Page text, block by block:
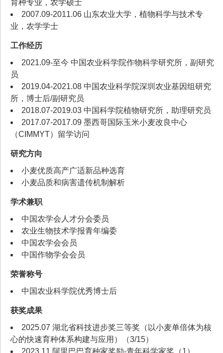
育种专业，农学硕士
2007.09-2011.06 山东农业大学，植物科学与技术专
业，农学学士
工作经历
2021.09-至今 中国农业科学院作物科学研究所，副研究
员
2019.04-2021.08 中国农业科学院深圳农业基因组研究
所，博士后/副研究员
2018.07-2019.03 中国科学院植物研究所，助理研究员
2017.07-2017.09 墨西哥国际玉米小麦改良中心
（CIMMYT）留学访问
研究方向
小麦优质高产广适新品种选育
小麦品质和病害遗传机制解析
学术兼职
中国农学会人才分会委员
农业生物技术学报青年编委
中国农学会会员
中国作物学会会员
荣誉称号
中国农业科学院优秀博士后
获奖成果
2025.07 湖北省科技进步奖三等奖（以小麦单倍体为核
心的快速育种体系构建与应用）（3/15）
2023.11 阿里巴巴育种家奖励-青年科学家奖（1）